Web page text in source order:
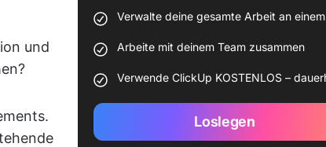
und
Verwalte deine gesamte Arbeit an
Arbeite mit deinem Team zusammen
Verwende ClickUp KOSTENLOS –
Loslegen